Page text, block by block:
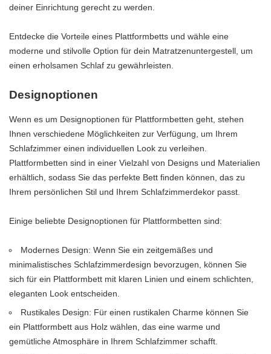
deiner Einrichtung gerecht zu werden.
Entdecke die Vorteile eines Plattformbetts und wähle eine
moderne und stilvolle Option für dein Matratzenuntergestell, um
einen erholsamen Schlaf zu gewährleisten.
Designoptionen
Wenn es um Designoptionen für Plattformbetten geht, stehen
Ihnen verschiedene Möglichkeiten zur Verfügung, um Ihrem
Schlafzimmer einen individuellen Look zu verleihen.
Plattformbetten sind in einer Vielzahl von Designs und Materialien
erhältlich, sodass Sie das perfekte Bett finden können, das zu
Ihrem persönlichen Stil und Ihrem Schlafzimmerdekor passt.
Einige beliebte Designoptionen für Plattformbetten sind:
Modernes Design: Wenn Sie ein zeitgemäßes und
minimalistisches Schlafzimmerdesign bevorzugen, können Sie
sich für ein Plattformbett mit klaren Linien und einem schlichten,
eleganten Look entscheiden.
Rustikales Design: Für einen rustikalen Charme können Sie
ein Plattformbett aus Holz wählen, das eine warme und
gemütliche Atmosphäre in Ihrem Schlafzimmer schafft.